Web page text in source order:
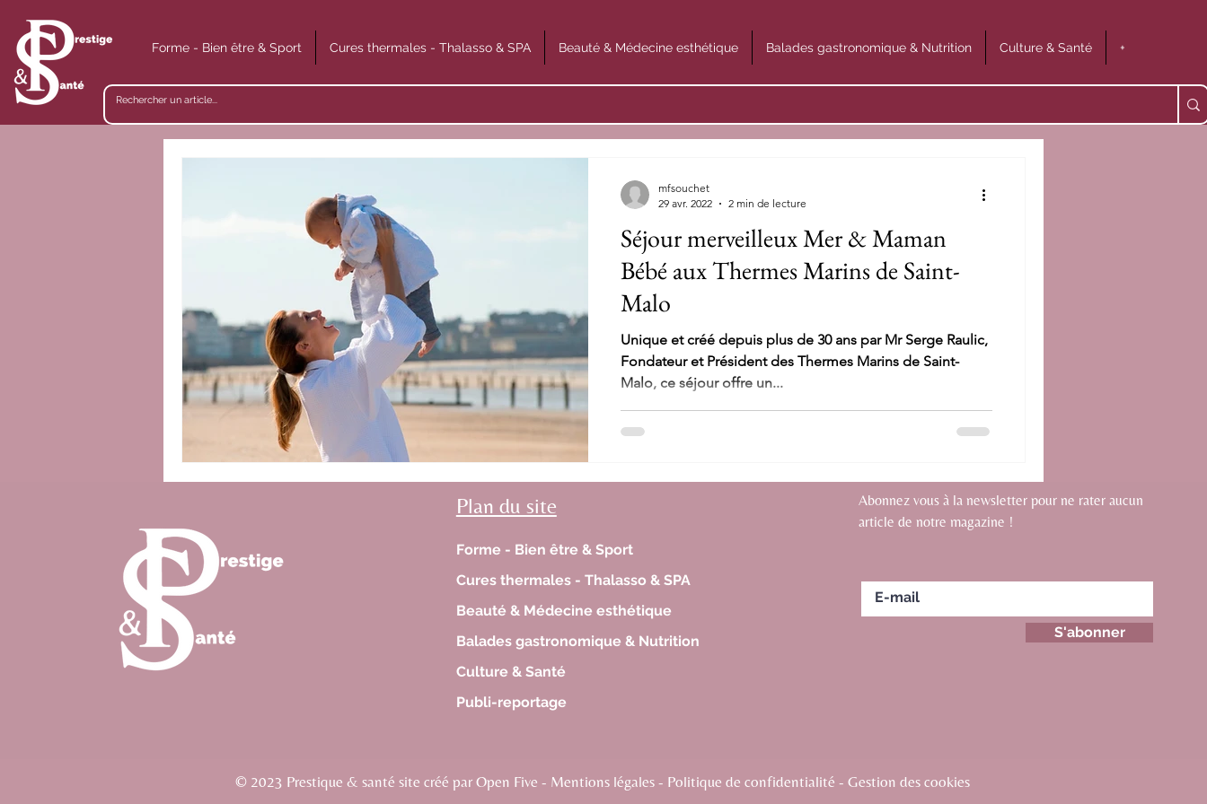
Forme - Bien être & Sport Cures thermales - Thalasso & SPA Beauté & Médecine esthétique Balades gastronomique & Nutrition Culture & Santé +
Séjour merveilleux Mer & Maman
Bébé aux Thermes Marins de Saint-
Malo
Unique et créé depuis plus de 30 ans par Mr Serge Raulic,
Fondateur et Président des Thermes Marins de Saint-
Malo, ce séjour offre un...
mfsouchet
29 avr. 2022
2 min de lecture
Plan du site
Forme - Bien être & Sport
Cures thermales - Thalasso & SPA
Beauté & Médecine esthétique
Balades gastronomique & Nutrition
Culture & Santé
Publi-reportage
Abonnez vous à la newsletter pour ne rater aucun
article de notre magazine !
S'abonner
© 2023 Prestique & santé site créé par Open Five - Mentions légales - Politique de confidentialité - Gestion des cookies